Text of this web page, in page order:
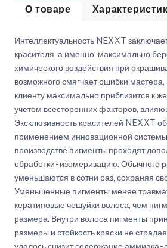
О товаре
Интеллектуальность NEXXT
красителя, а именно: максимально
химического воздействия при
возможного смягчает ошибки
клиенту максимально приблизится к
учетом всесторонних факторов,
Эксклюзивность красителей NEXXT
применением инновационной
производстве пигменты проходят
обработки - изомеризацию. Обычного
уменьшаются в сотни раз, сохраняя
Уменьшенные пигменты менее
кератиновые чешуйки волоса, чем
размера. Внутри волоса пигменты
размеры и стойкость краски не